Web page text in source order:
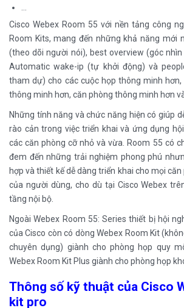
Cisco Webex Room 55 với nền tảng công
Room Kits, mang đến những khả năng mới
(theo dõi người nói), best overview (góc
Automatic wake-ip (tự khởi động) và
tham dự) cho các cuộc họp thông minh hơn,
thông minh hơn, căn phòng thông minh hơn
Những tính năng và chức năng hiện có giúp
rào cản trong việc triển khai và ứng dụng
các căn phòng cỡ nhỏ và vừa. Room 55 có
đem đến những trải nghiệm phong phú
hợp và thiết kế dễ dàng triển khai cho mọi
của người dùng, cho dù tại Cisco Webex
tầng nội bộ.
Ngoài Webex Room 55: Series thiết bị hội
của Cisco còn có dòng Webex Room Kit
chuyên dụng) giành cho phòng họp quy
Webex Room Kit Plus giành cho phòng họp
Thông số kỹ thuật của Cisco
kit pro